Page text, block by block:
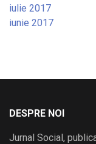
iulie 2017
iunie 2017
DESPRE NOI
Jurnal Social,